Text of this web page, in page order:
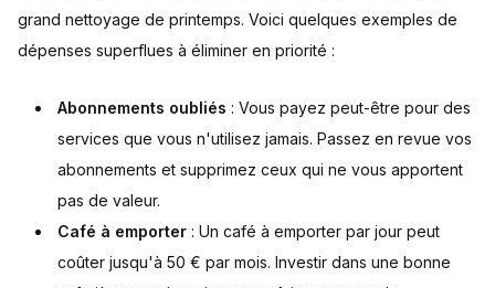
grand nettoyage de printemps. Voici quelques exemples de
dépenses superflues à éliminer en priorité :
Abonnements oubliés : Vous payez peut-être pour des
services que vous n'utilisez jamais. Passez en revue vos
abonnements et supprimez ceux qui ne vous apportent
pas de valeur.
Café à emporter : Un café à emporter par jour peut
coûter jusqu'à 50 € par mois. Investir dans une bonne